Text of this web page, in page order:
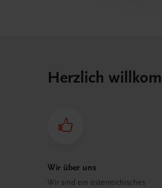
Herzlich
Wir über uns
Wir sind ein österreichisches